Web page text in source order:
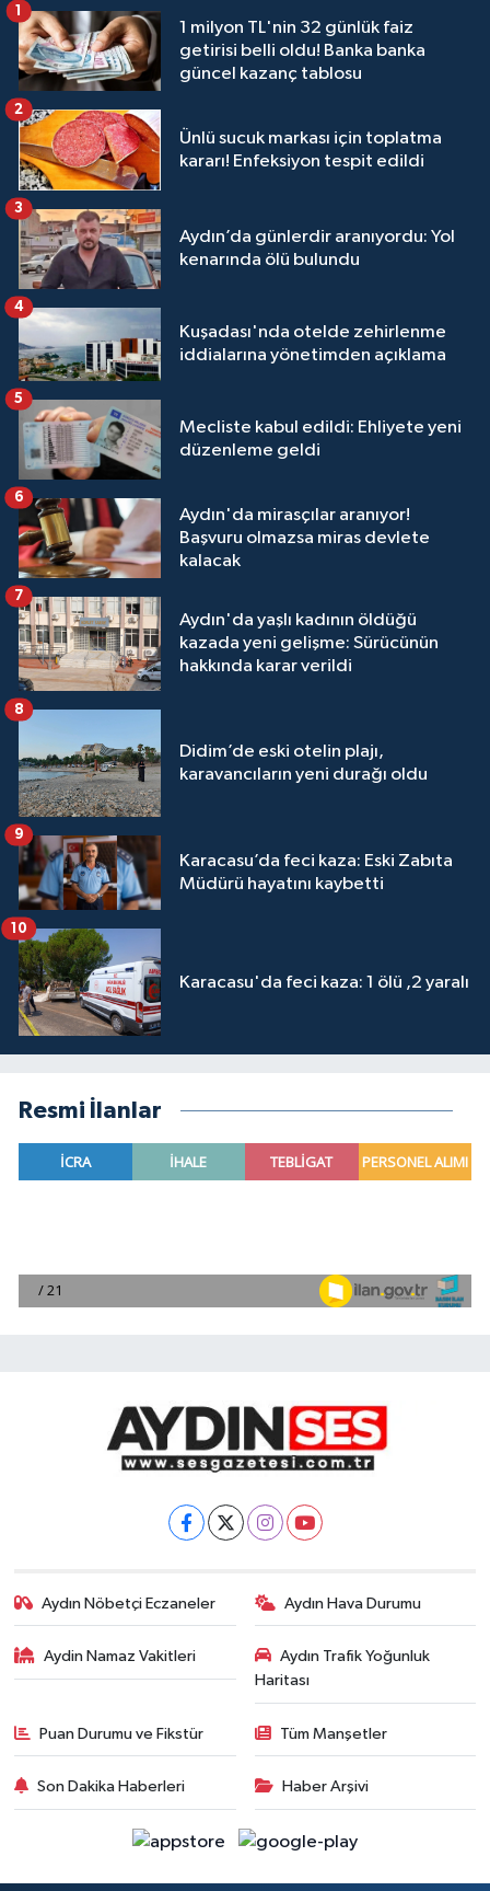
1 milyon TL'nin 32 günlük faiz
getirisi belli oldu! Banka banka
güncel kazanç tablosu
1
Ünlü sucuk markası için toplatma
kararı! Enfeksiyon tespit edildi
2
Aydın’da günlerdir aranıyordu: Yol
kenarında ölü bulundu
3
Kuşadası'nda otelde zehirlenme
iddialarına yönetimden açıklama
4
Mecliste kabul edildi: Ehliyete yeni
düzenleme geldi
5
Aydın'da mirasçılar aranıyor!
Başvuru olmazsa miras devlete
kalacak
6
Aydın'da yaşlı kadının öldüğü
kazada yeni gelişme: Sürücünün
hakkında karar verildi
7
Didim’de eski otelin plajı,
karavancıların yeni durağı oldu
8
Karacasu’da feci kaza: Eski Zabıta
Müdürü hayatını kaybetti
9
Karacasu'da feci kaza: 1 ölü ,2 yaralı
10
Resmi İlanlar
Aydın Nöbetçi Eczaneler Aydın Hava Durumu
Aydin Namaz Vakitleri
Aydın Trafik Yoğunluk
Haritası
Puan Durumu ve Fikstür Tüm Manşetler
Son Dakika Haberleri Haber Arşivi